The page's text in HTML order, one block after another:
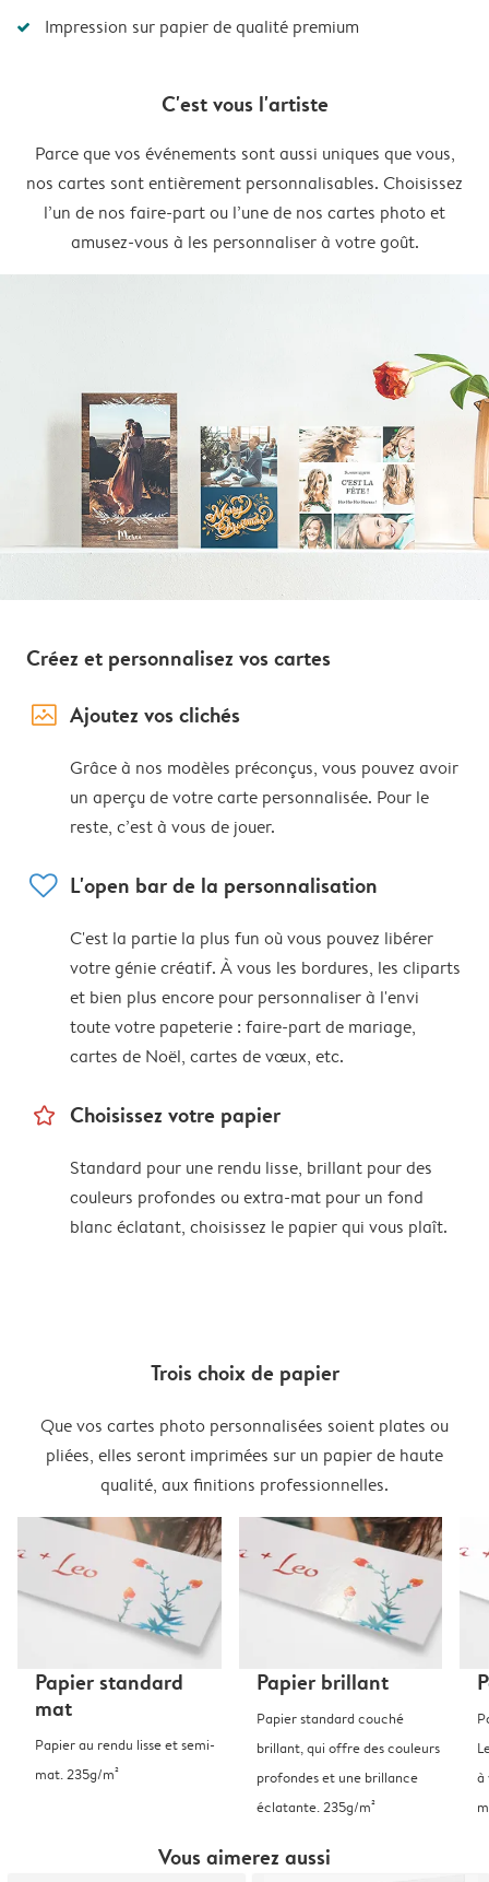
Impression sur papier de qualité premium
C'est vous l'artiste
Parce que vos événements sont aussi uniques que vous,
nos cartes sont entièrement personnalisables. Choisissez
l’un de nos faire-part ou l’une de nos cartes photo et
amusez-vous à les personnaliser à votre goût.
Créez et personnalisez vos cartes
image_placeholder Ajoutez vos clichés
Grâce à nos modèles préconçus, vous pouvez avoir
un aperçu de votre carte personnalisée. Pour le
reste, c’est à vous de jouer.
heart L'open bar de la personnalisation
C'est la partie la plus fun où vous pouvez libérer
votre génie créatif. À vous les bordures, les cliparts
et bien plus encore pour personnaliser à l'envi
toute votre papeterie : faire-part de mariage,
cartes de Noël, cartes de vœux, etc.
star_outline Choisissez votre papier
Standard pour une rendu lisse, brillant pour des
couleurs profondes ou extra-mat pour un fond
blanc éclatant, choisissez le papier qui vous plaît.
Trois choix de papier
Que vos cartes photo personnalisées soient plates ou
pliées, elles seront imprimées sur un papier de haute
qualité, aux finitions professionnelles.
Papier standard
mat
Papier au rendu lisse et semi-
mat. 235g/m²
Papier brillant
Papier standard couché
brillant, qui offre des couleurs
profondes et une brillance
éclatante. 235g/m²
à
Vous aimerez aussi